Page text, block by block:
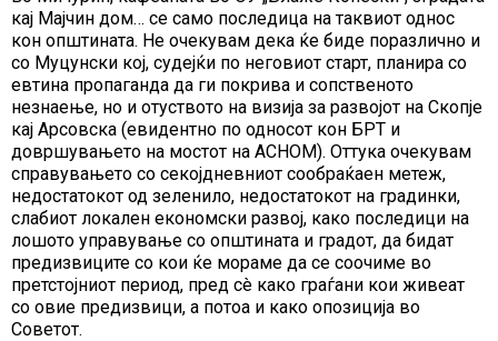
кај Мајчин дом… се само последица на таквиот однос
кон општината. Не очекувам дека ќе биде поразлично и
со Муцунски кој, судејќи по неговиот старт, планира со
евтина пропаганда да ги покрива и сопственото
незнаење, но и отуството на визија за развојот на Скопје
кај Арсовска (евидентно по односот кон БРТ и
довршувањето на мостот на АСНОМ). Оттука очекувам
справувањето со секојдневниот сообраќаен метеж,
недостатокот од зеленило, недостатокот на градинки,
слабиот локален економски развој, како последици на
лошото управување со општината и градот, да бидат
предизвиците со кои ќе мораме да се соочиме во
претстојниот период, пред сè како граѓани кои живеат
со овие предизвици, а потоа и како опозиција во
Советот.